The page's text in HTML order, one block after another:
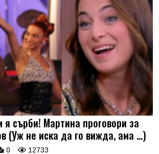
я сърби! Мартина проговори за
(Уж не иска да го вижда, ама …)
0 12733